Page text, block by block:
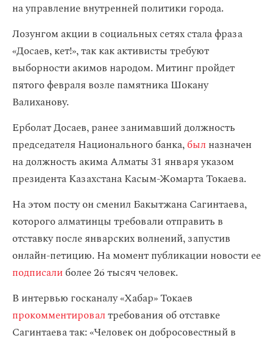
на управление внутренней политики города.
Лозунгом акции в социальных сетях стала фраза
«Досаев, кет!», так как активисты требуют
выборности акимов народом. Митинг пройдет
пятого февраля возле памятника Шокану
Валиханову.
Ерболат Досаев, ранее занимавший должность
председателя Национального банка,был назначен
на должность акима Алматы 31 января указом
президента Казахстана Касым-Жомарта Токаева.
На этом посту он сменил Бакытжана Сагинтаева,
которого алматинцы требовали отправить в
отставку после январских волнений, запустив
онлайн-петицию. На момент публикации новости ее
подписалиболее 26 тысяч человек.
В интервью госканалу «Хабар» Токаев
прокомментировалтребования об отставке
Сагинтаева так: «Человек он добросовестный в